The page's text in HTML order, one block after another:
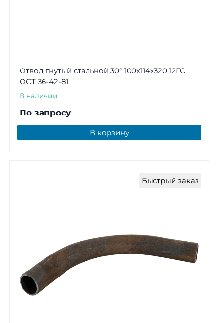
Отвод гнутый стальной 30° 100х114х320 12ГС
ОСТ 36-42-81
В наличии
По запросу
В корзину
Быстрый заказ